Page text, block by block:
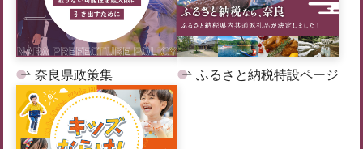
奈良県政策集 ふるさと納税特設ページ